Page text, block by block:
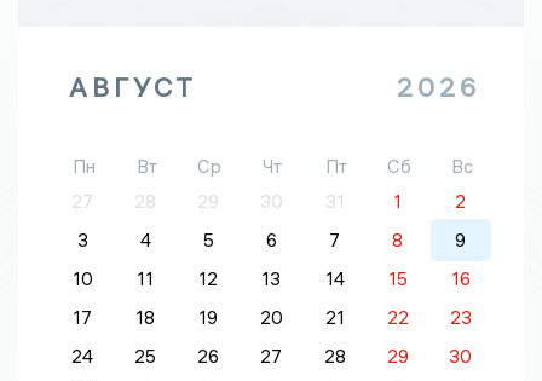
АВГУСТ 2026
Пн Вт Ср Чт Пт Сб
Вс
27
28 29 30 31 1
2
3
4 5 6 7 8
9
10
11 12 13 14 15
16
17
18 19 20 21 22
23
24
25 26 27 28 29
30